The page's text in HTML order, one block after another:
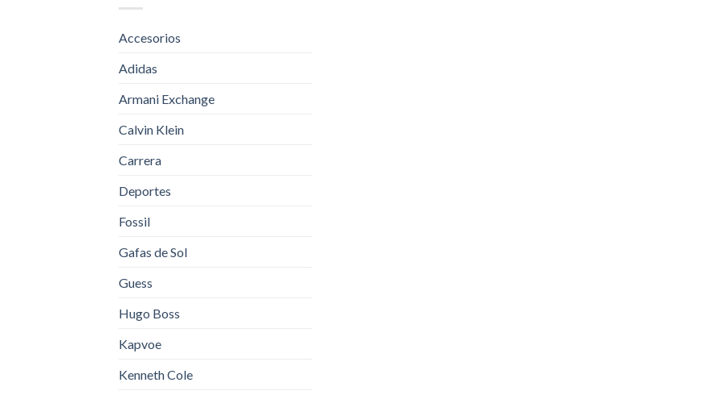
Accesorios
Adidas
Armani Exchange
Calvin Klein
Carrera
Deportes
Fossil
Gafas de Sol
Guess
Hugo Boss
Kapvoe
Kenneth Cole